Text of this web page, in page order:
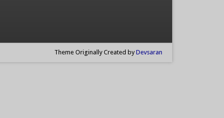
Theme Originally Created byDevsaran